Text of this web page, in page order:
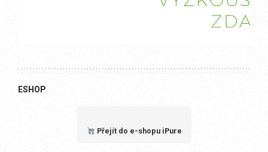
ESHOP
Přejít do e-shopu iPure